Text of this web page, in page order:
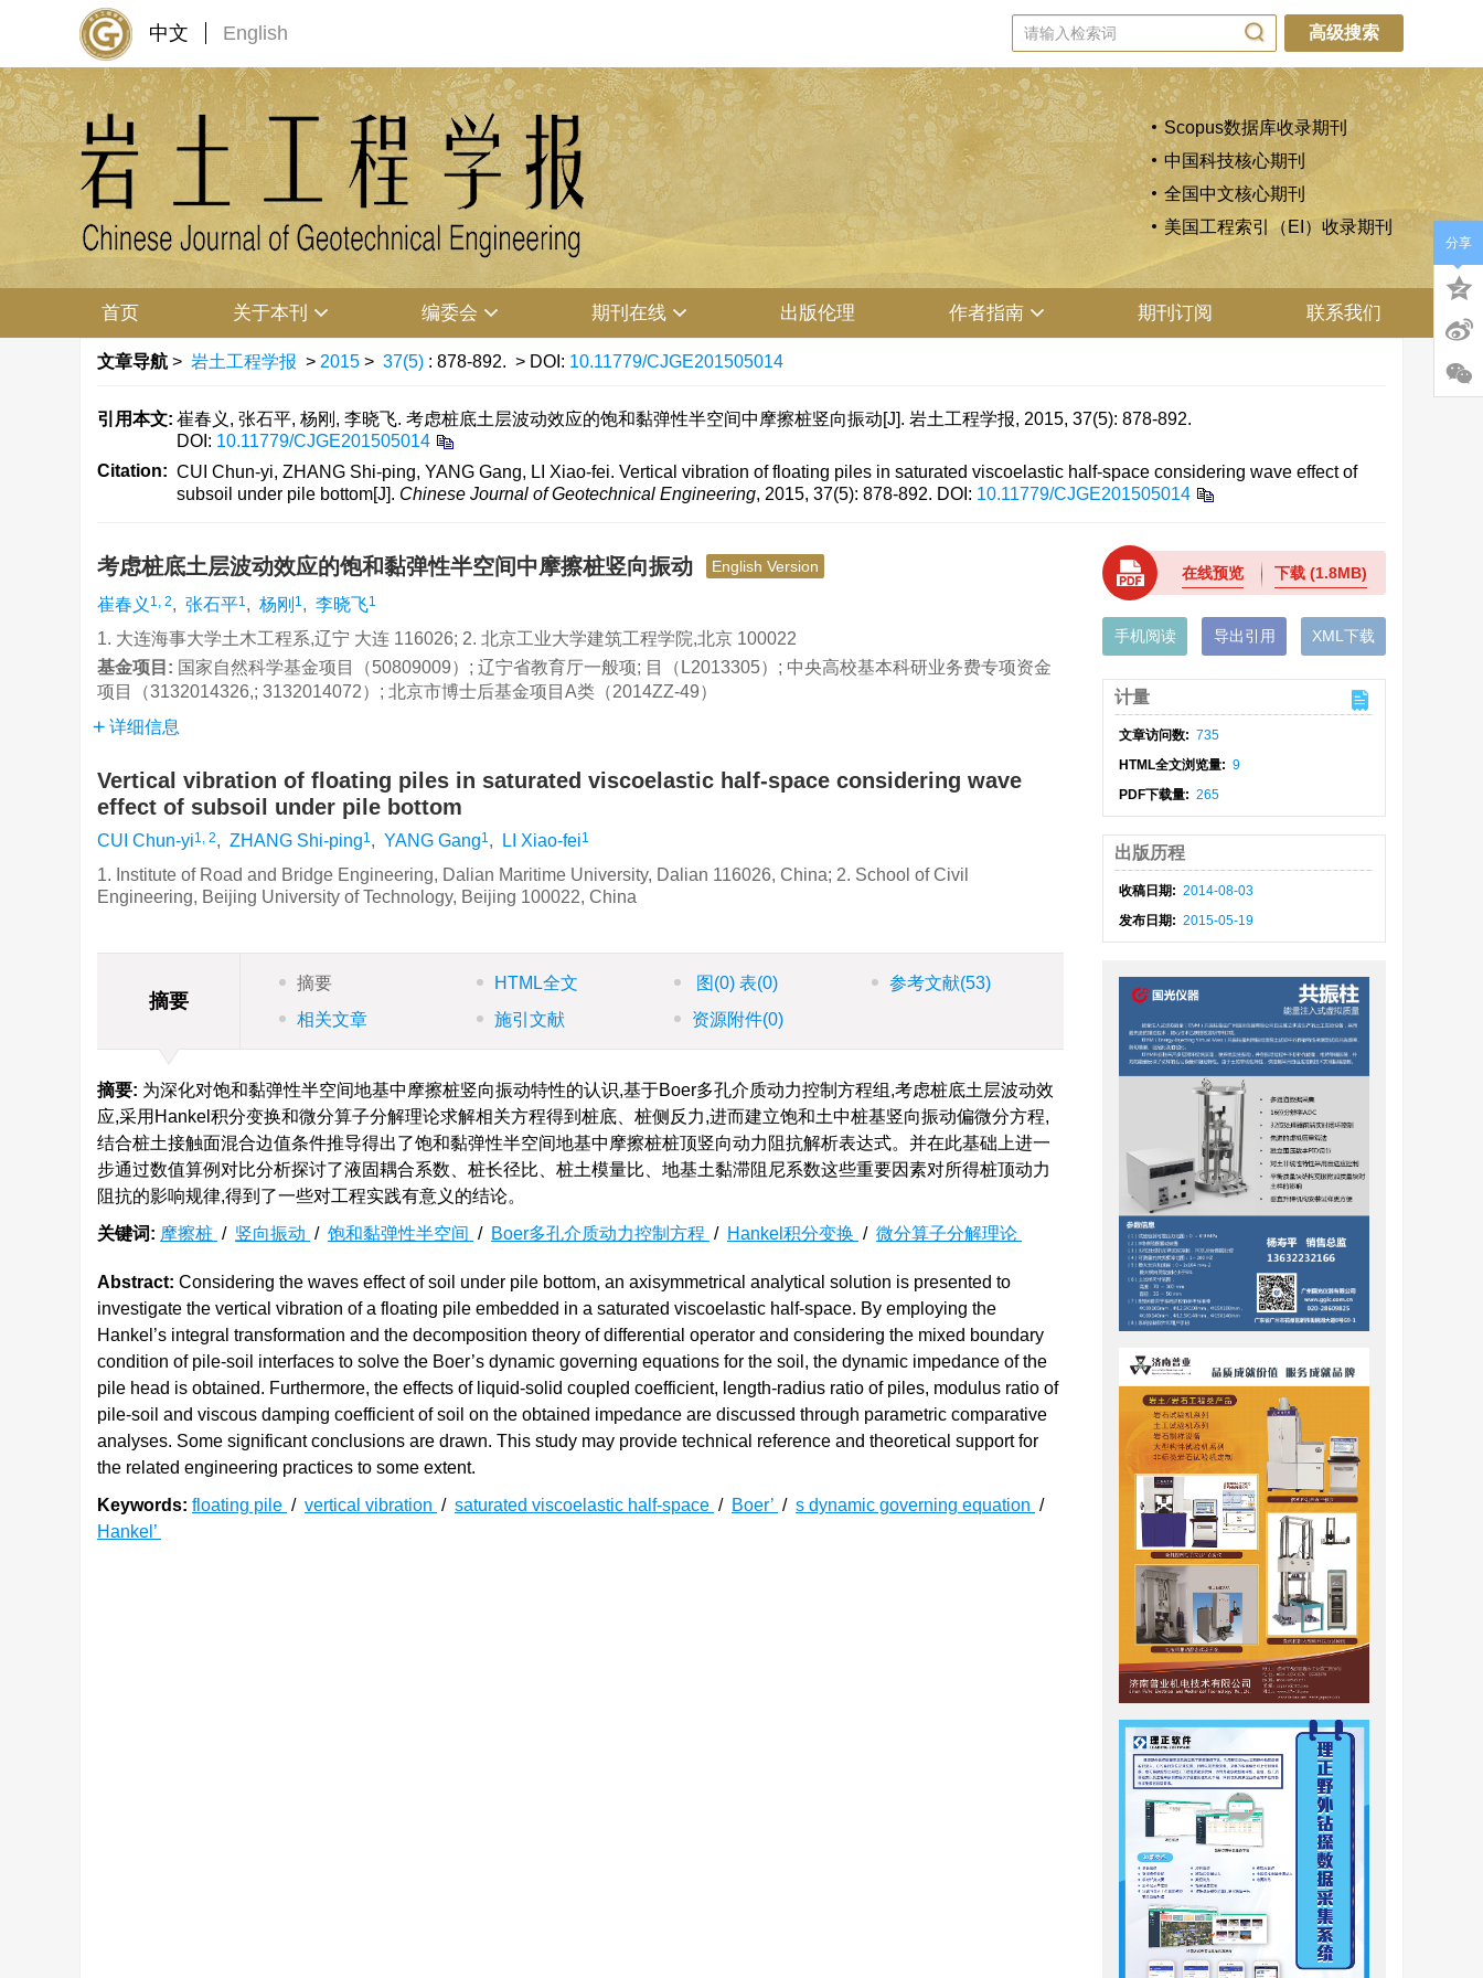
中文 English 高级搜索
Scopus数据库收录期刊
中国科技核心期刊
全国中文核心期刊
美国工程索引（EI）收录期刊
首页 关于本刊 编委会 期刊在线 出版伦理 作者指南 期刊订阅 联系我们
文章导航 > 岩土工程学报 > 2015 > 37(5) : 878-892. > DOI: 10.11779/CJGE201505014
引用本文: 崔春义, 张石平, 杨刚, 李晓飞. 考虑桩底土层波动效应的饱和黏弹性半空间中摩擦桩竖向振动[J]. 岩土工程学报, 2015, 37(5): 878-892.
DOI: 10.11779/CJGE201505014
Citation: CUI Chun-yi, ZHANG Shi-ping, YANG Gang, LI Xiao-fei. Vertical vibration of floating piles in saturated viscoelastic half-space considering wave effect of
subsoil under pile bottom[J]. Chinese Journal of Geotechnical Engineering, 2015, 37(5): 878-892. DOI: 10.11779/CJGE201505014
考虑桩底土层波动效应的饱和黏弹性半空间中摩擦桩竖向振动 English Version
崔春义 1, 2, 张石平1, 杨刚 1, 李晓飞1
1. 大连海事大学土木工程系,辽宁 大连 116026; 2. 北京工业大学建筑工程学院,北京 100022
基金项目: 国家自然科学基金项目（50809009）; 辽宁省教育厅一般项; 目（L2013305）; 中央高校基本科研业务费专项资金
项目（3132014326,; 3132014072）; 北京市博士后基金项目A类（2014ZZ-49）
详细信息
Vertical vibration of floating piles in saturated viscoelastic half-space considering wave
effect of subsoil under pile bottom
CUI Chun-yi1, 2, ZHANG Shi-ping1, YANG Gang1, LI Xiao-fei1
1. Institute of Road and Bridge Engineering, Dalian Maritime University, Dalian 116026, China; 2. School of Civil
Engineering, Beijing University of Technology, Beijing 100022, China
摘要
摘要 HTML全文 图 (0) 表(0) 参考文献(53)
相关文章
施引文献 资源附件(0)
摘要: 为深化对饱和黏弹性半空间地基中摩擦桩竖向振动特性的认识,基于Boer多孔介质动力控制方程组,考虑桩底土层波动效
应,采用Hankel积分变换和微分算子分解理论求解相关方程得到桩底、桩侧反力,进而建立饱和土中桩基竖向振动偏微分方程,
结合桩土接触面混合边值条件推导得出了饱和黏弹性半空间地基中摩擦桩桩顶竖向动力阻抗解析表达式。并在此基础上进一
步通过数值算例对比分析探讨了液固耦合系数、桩长径比、桩土模量比、地基土黏滞阻尼系数这些重要因素对所得桩顶动力
阻抗的影响规律,得到了一些对工程实践有意义的结论。
关键词: 摩擦桩 / 竖向振动 / 饱和黏弹性半空间 / Boer多孔介质动力控制方程 / Hankel积分变换 / 微分算子分解理论
Abstract: Considering the waves effect of soil under pile bottom, an axisymmetrical analytical solution is presented to
investigate the vertical vibration of a floating pile embedded in a saturated viscoelastic half-space. By employing the
Hankel’s integral transformation and the decomposition theory of differential operator and considering the mixed boundary
condition of pile-soil interfaces to solve the Boer’s dynamic governing equations for the soil, the dynamic impedance of the
pile head is obtained. Furthermore, the effects of liquid-solid coupled coefficient, length-radius ratio of piles, modulus ratio of
pile-soil and viscous damping coefficient of soil on the obtained impedance are discussed through parametric comparative
analyses. Some significant conclusions are drawn. This study may provide technical reference and theoretical support for
the related engineering practices to some extent.
Keywords: floating pile / vertical vibration / saturated viscoelastic half-space / Boer’ / s dynamic governing equation /
Hankel’
在线预览 下载(1.8MB)
手机阅读 导出引用 XML下载
计量
文章访问数: 735
HTML全文浏览量: 9
PDF下载量: 265
出版历程
收稿日期: 2014-08-03
发布日期: 2015-05-19
分享